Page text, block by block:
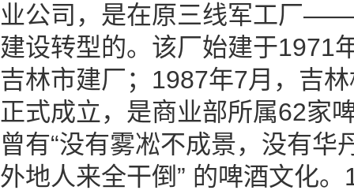
业公司，是在原三线军工厂
建设转型的。该厂始建于1971
吉林市建厂；1987年7月，吉
正式成立，是商业部所属62家
曾有“没有雾凇不成景，没有华
外地人来全干倒” 的啤酒文化